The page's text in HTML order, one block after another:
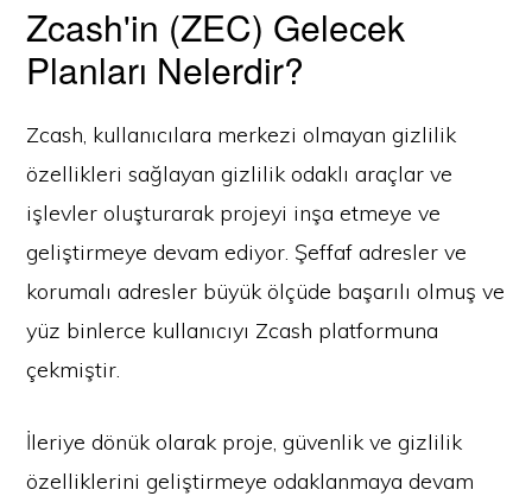
Zcash'in (ZEC) Gelecek
Planları Nelerdir?
Zcash, kullanıcılara merkezi olmayan gizlilik
özellikleri sağlayan gizlilik odaklı araçlar ve
işlevler oluşturarak projeyi inşa etmeye ve
geliştirmeye devam ediyor. Şeffaf adresler ve
korumalı adresler büyük ölçüde başarılı olmuş ve
yüz binlerce kullanıcıyı Zcash platformuna
çekmiştir.
İleriye dönük olarak proje, güvenlik ve gizlilik
özelliklerini geliştirmeye odaklanmaya devam